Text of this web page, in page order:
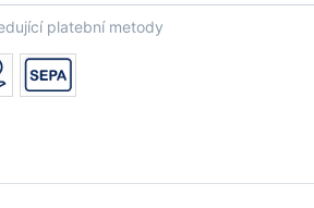
platební metody